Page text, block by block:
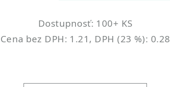
Dostupnosť: 100+ KS
Cena bez DPH: 1.21, DPH (23 %): 0.28